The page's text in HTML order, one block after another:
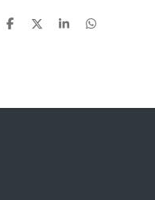
D
D
S
D